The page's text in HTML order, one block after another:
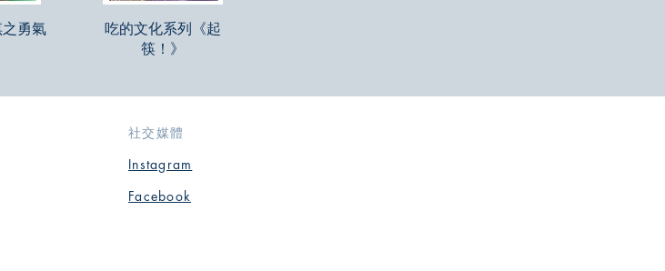
之勇氣
快速瀏覽
吃的文化系列《起
筷！》
社交媒體
Instagram
Facebook